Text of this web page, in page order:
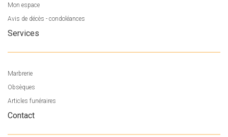
Mon espace
Avis de décès - condoléances
Services
Marbrerie
Obsèques
Articles funéraires
Contact